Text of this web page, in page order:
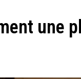
une